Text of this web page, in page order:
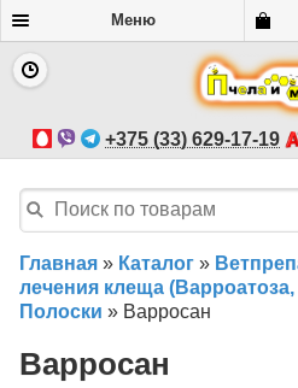
Меню
+375 (33) 629-17-19
Главная » Каталог »
лечения клеща
Полоски » Варросан
Варросан